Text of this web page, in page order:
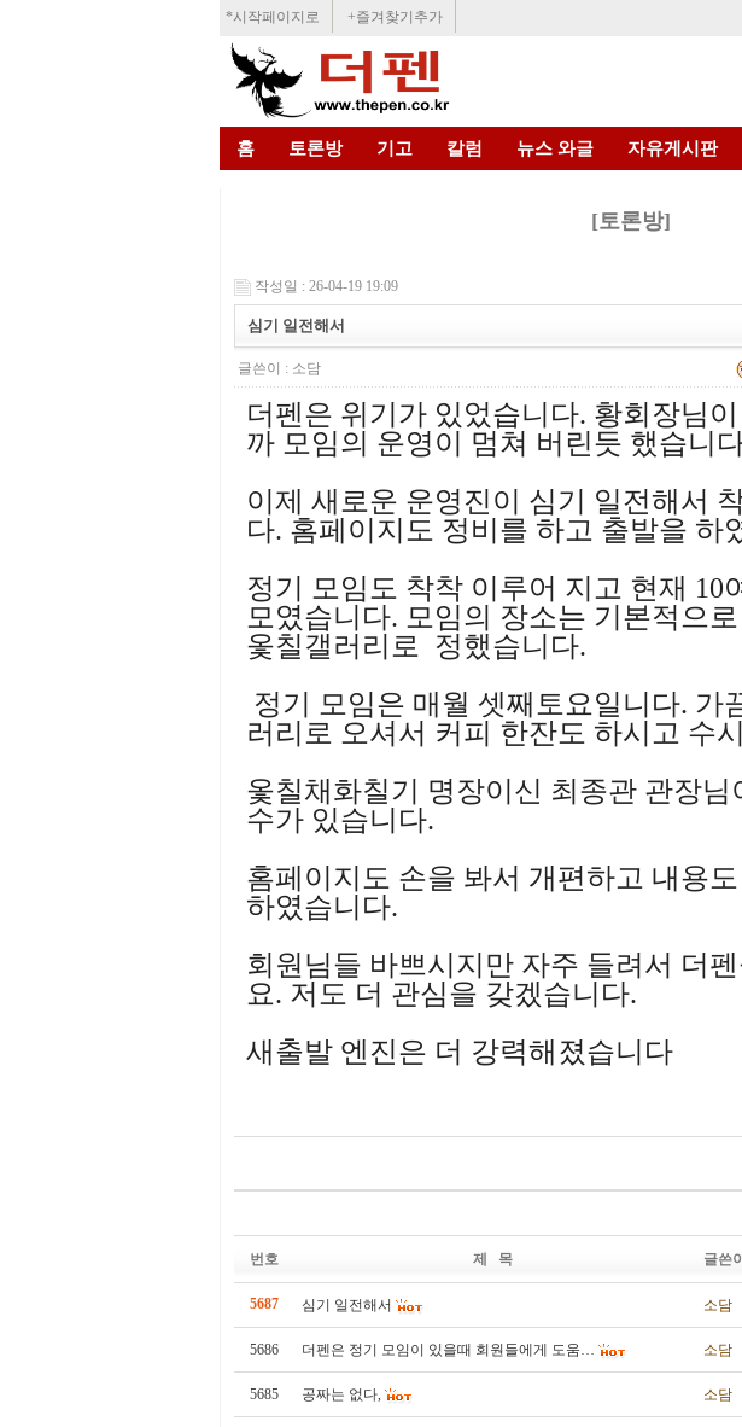
*시작페이지로 +즐겨찾기추가
홈 토론방 기고 칼럼 뉴스 와글 자유게시판
[토론방]
작성일 : 26-04-19 19:09
심기 일전해서
글쓴이 : 소담
더펜은 위기가 있었습니다. 황회장님
까 모임의 운영이 멈쳐 버린듯 했습니
이제 새로운 운영진이 심기 일전해서
다. 홈페이지도 정비를 하고 출발을 하
정기 모임도 착착 이루어 지고 현재 10
모였습니다. 모임의 장소는 기본적으
옻칠갤러리로 정했습니다.
정기 모임은 매월 셋째토요일니다. 가
러리로 오셔서 커피 한잔도 하시고 수
옻칠채화칠기 명장이신 최종관 관장님
수가 있습니다.
홈페이지도 손을 봐서 개편하고 내용
하였습니다.
회원님들 바쁘시지만 자주 들려서 더
요. 저도 더 관심을 갖겠습니다.
새출발 엔진은 더 강력해졌습니다
번호 제 목 글쓴이
5687 심기 일전해서 소담
5686 더펜은 정기 모임이 있을때 회원들에게 도움… 소담
5685 공짜는 없다, 소담